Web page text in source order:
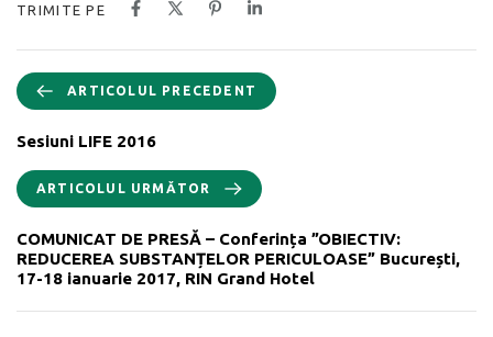
TRIMITE PE
ARTICOLUL PRECEDENT
Sesiuni LIFE 2016
ARTICOLUL URMĂTOR
COMUNICAT DE PRESĂ – Conferința ”OBIECTIV:
REDUCEREA SUBSTANȚELOR PERICULOASE” București,
17-18 ianuarie 2017, RIN Grand Hotel